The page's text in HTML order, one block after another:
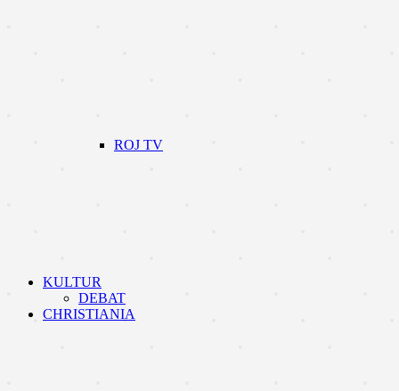
ROJ TV
KULTUR
DEBAT
CHRISTIANIA